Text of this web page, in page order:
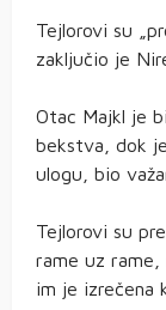
Tejlorovi su
zaključio je
Otac Majkl je
bekstva, dok
ulogu, bio
Tejlorovi su
rame uz rame,
im je izrečena